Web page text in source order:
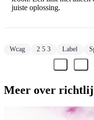
juiste oplossing.
Wcag 2 5 3 Label
Meer over